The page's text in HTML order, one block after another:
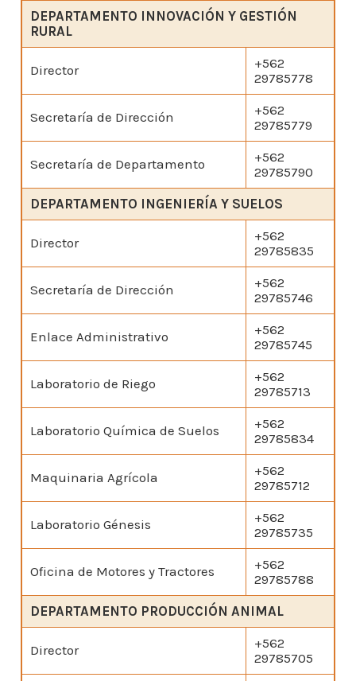
DEPARTAMENTO INNOVACIÓN Y GESTIÓN
RURAL
Director
+562
29785778
Secretaría de Dirección
+562
29785779
Secretaría de Departamento
+562
29785790
DEPARTAMENTO INGENIERÍA Y SUELOS
Director
+562
29785835
Secretaría de Dirección
+562
29785746
Enlace Administrativo
+562
29785745
Laboratorio de Riego
+562
29785713
Laboratorio Química de Suelos
+562
29785834
Maquinaria Agrícola
+562
29785712
Laboratorio Génesis
+562
29785735
Oficina de Motores y Tractores
+562
29785788
DEPARTAMENTO PRODUCCIÓN ANIMAL
Director
+562
29785705